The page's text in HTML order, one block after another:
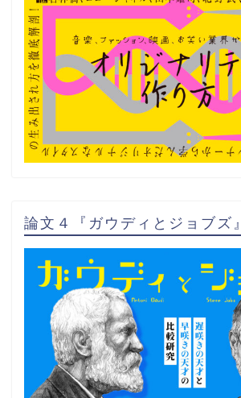
論文４『ガウディとジョブズ』